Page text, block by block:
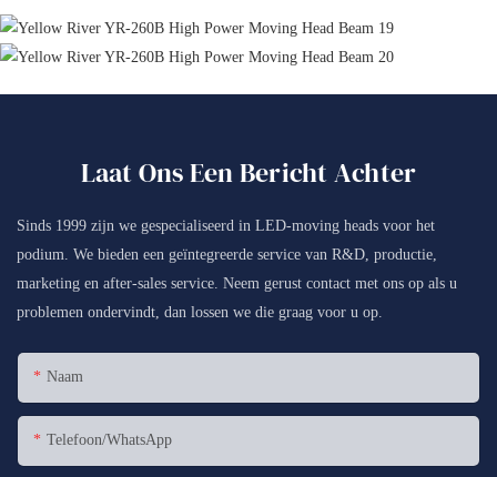
Laat Ons Een Bericht Achter
Sinds 1999 zijn we gespecialiseerd in LED-moving heads voor het
podium. We bieden een geïntegreerde service van R&D, productie,
marketing en after-sales service. Neem gerust contact met ons op als u
problemen ondervindt, dan lossen we die graag voor u op.
Naam
Telefoon/WhatsApp